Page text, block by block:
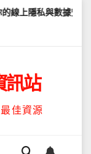
安全 怎麼讓
訊站
佳資源